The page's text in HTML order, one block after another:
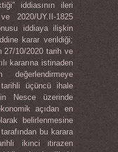
iddiasının ileri
2020/UY.II-1825
iddiaya ilişkin
karar verildiği;
27/10/2020 tarih ve
kararına istinaden
değerlendirmeye
tarihli üçüncü ihale
Nesce üzerinde
açıdan en
belirlenmesine
bu karara
ikinci itirazen